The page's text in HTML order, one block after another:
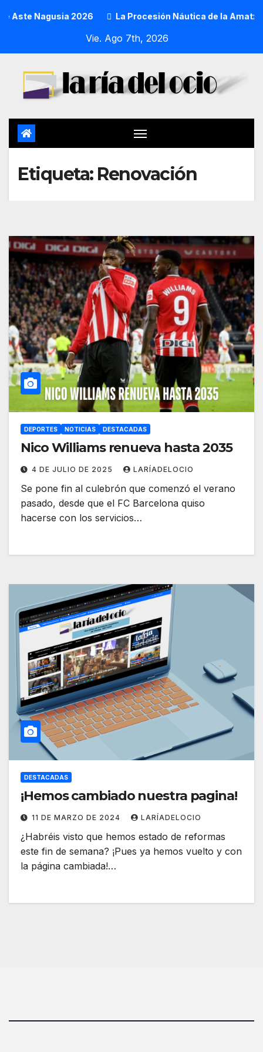
Nagusia 2026 La Procesión Náutica de la Amatxu
Vie. Ago 7th, 2026
Etiqueta: Renovación
DEPORTES NOTICIAS DESTACADAS
Nico Williams renueva hasta 2035
4 DE JULIO DE 2025 LARÍADELOCIO
Se pone fin al culebrón que comenzó el verano
pasado, desde que el FC Barcelona quiso
hacerse con los servicios…
DESTACADAS
¡Hemos cambiado nuestra pagina!
11 DE MARZO DE 2024 LARÍADELOCIO
¿Habréis visto que hemos estado de reformas
este fin de semana? ¡Pues ya hemos vuelto y con
la página cambiada!…